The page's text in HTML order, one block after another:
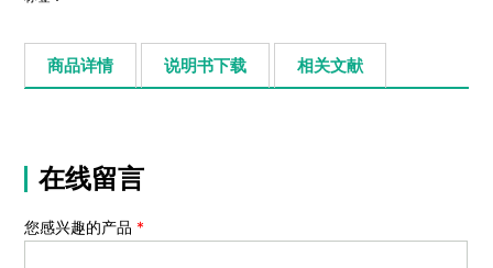
商品详情 说明书下载 相关文献
在线留言
您感兴趣的产品 *